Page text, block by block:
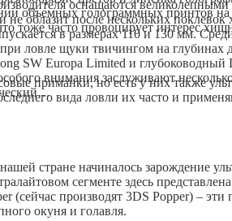
оснащаются
не облазит после нескольких
в размерах 110 и 130 мм.
ловле щуки твичингом на
SW Europa Limited и
внимания заслуживают
объемных голограммных принтов
тоже часто провоцирует интерес
приманки, но есть у них также
вида ловли их часто и
стране начиналось зарождение
сегменте здесь
(сейчас производят 3DS Popper) –
окуня и голавля.